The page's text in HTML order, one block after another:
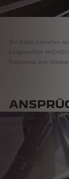
Die Räder bestehen
hergestellten
Realismus und